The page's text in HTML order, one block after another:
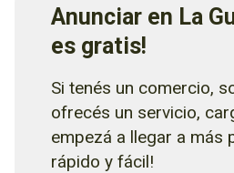
Anunciar en La
es gratis!
Si tenés un comercio,
ofrecés un servicio,
empezá a llegar a más
rápido y fácil!